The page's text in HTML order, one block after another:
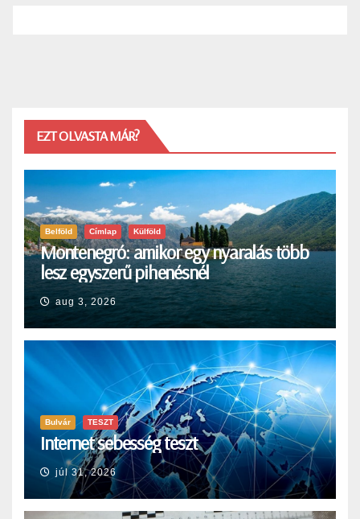
EZT OLVASTA MÁR?
Belföld Címlap Külföld
Montenegró: amikor egy nyaralás több
lesz egyszerű pihenésnél
aug 3, 2026
Bulvár TESZT
Internet sebesség teszt
júl 31, 2026